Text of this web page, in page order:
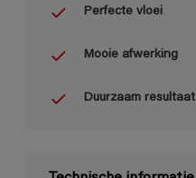
Perfecte vloei
Mooie afwerking
Duurzaam resultaat